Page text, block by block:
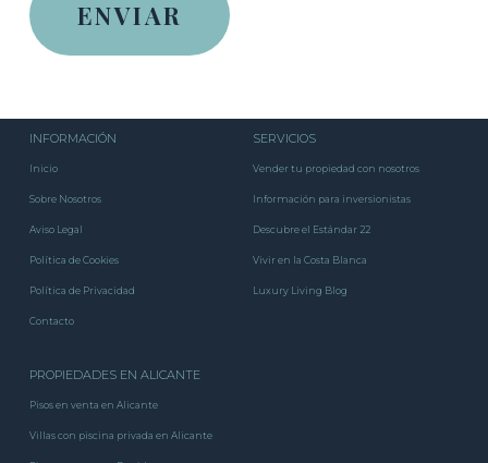
INFORMACIÓN
Inicio
Sobre Nosotros
Aviso Legal
Política de Cookies
Política de Privacidad
Contacto
SERVICIOS
Vender tu propiedad con nosotros
Información para inversionistas
Descubre el Estándar 22
Vivir en la Costa Blanca
Luxury Living Blog
PROPIEDADES EN ALICANTE
Pisos en venta en Alicante
Villas con piscina privada en Alicante